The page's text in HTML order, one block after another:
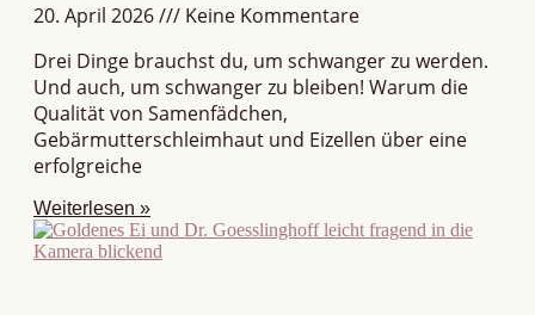
20. April 2026
Keine Kommentare
Drei Dinge brauchst du, um schwanger zu werden.
Und auch, um schwanger zu bleiben! Warum die
Qualität von Samenfädchen,
Gebärmutterschleimhaut und Eizellen über eine
erfolgreiche
Weiterlesen »